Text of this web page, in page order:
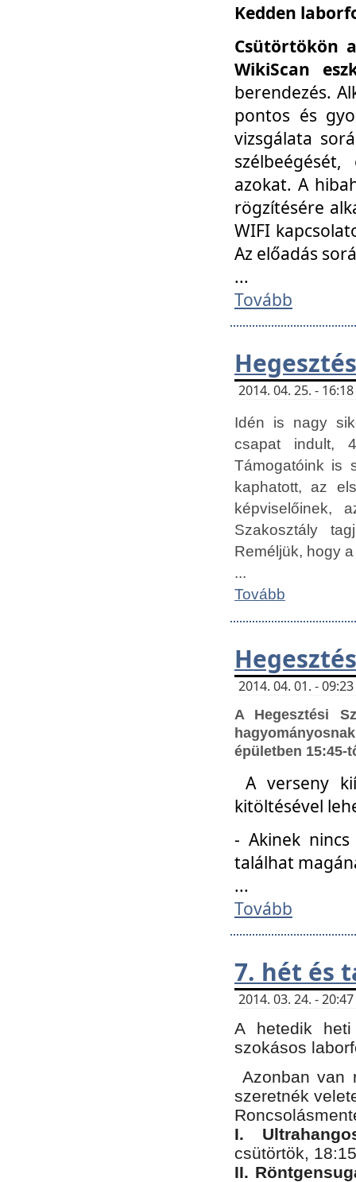
Kedden
Csütörtökön
WikiScan
berendezés.
pontos és
vizsgálata
azokat. A
rögzítésére
WIFI
Az előadás
...
Tovább
2014. 04. 25. -
Idén is nagy
csapat indult,
Támogatóink is
kaphatott, az
képviselőinek,
Szakosztály
Reméljük, hogy
...
Tovább
2014. 04. 01. -
A Hegesztési
épületben 15:45-
A verseny
kitöltésével
- Akinek
találhat
...
Tovább
7. hét és
2014. 03. 24. -
A hetedik
szokásos
Azonban van
szeretnék
I.
csütörtök,
II.